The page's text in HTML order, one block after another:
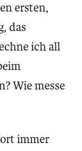
ersten,
das
ich all
Wie messe
immer